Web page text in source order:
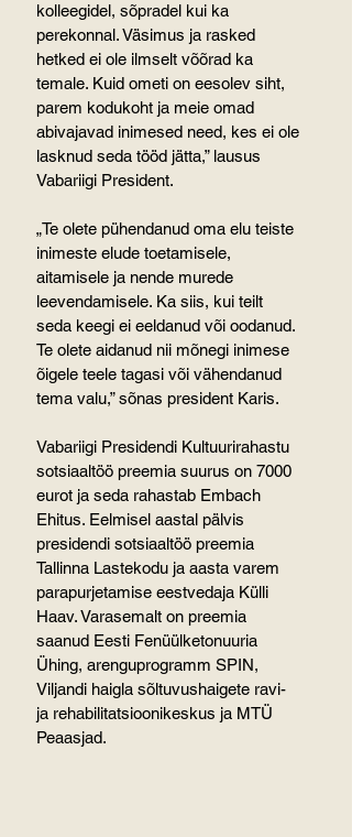
kolleegidel, sõpradel kui ka
perekonnal. Väsimus ja rasked
hetked ei ole ilmselt võõrad ka
temale. Kuid ometi on eesolev siht,
parem kodukoht ja meie omad
abivajavad inimesed need, kes ei ole
lasknud seda tööd jätta,” lausus
Vabariigi President.
„Te olete pühendanud oma elu teiste
inimeste elude toetamisele,
aitamisele ja nende murede
leevendamisele. Ka siis, kui teilt
seda keegi ei eeldanud või oodanud.
Te olete aidanud nii mõnegi inimese
õigele teele tagasi või vähendanud
tema valu,” sõnas president Karis.
Vabariigi Presidendi Kultuurirahastu
sotsiaaltöö preemia suurus on 7000
eurot ja seda rahastab Embach
Ehitus. Eelmisel aastal pälvis
presidendi sotsiaaltöö preemia
Tallinna Lastekodu ja aasta varem
parapurjetamise eestvedaja Külli
Haav. Varasemalt on preemia
saanud Eesti Fenüülketonuuria
Ühing, arenguprogramm SPIN,
Viljandi haigla sõltuvushaigete ravi-
ja rehabilitatsioonikeskus ja MTÜ
Peaasjad.